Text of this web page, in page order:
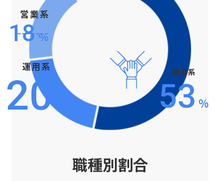
開発系
53 %
運用系
20
営業系
18 %
職種別割合